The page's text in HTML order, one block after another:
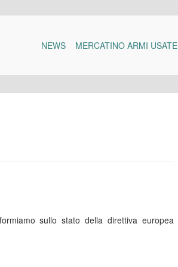
NEWS MERCATINO ARMI USATE
sullo stato della direttiva europea